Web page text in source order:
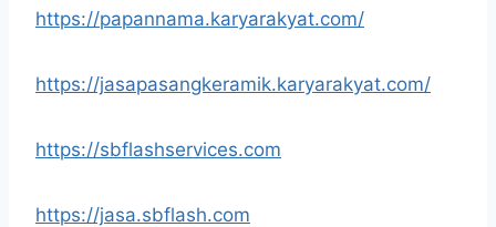
https://papannama.karyarakyat.com/
https://jasapasangkeramik.karyarakyat.com/
https://sbflashservices.com
https://jasa.sbflash.com